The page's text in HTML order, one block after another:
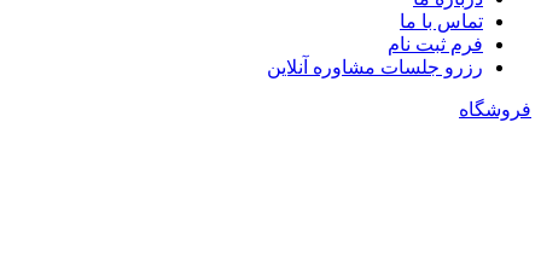
تماس با ما
فرم ثبت نام
رزرو جلسات مشاوره آنلاین
فروشگاه